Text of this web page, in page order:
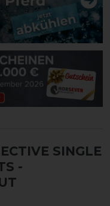
SINGLE
-